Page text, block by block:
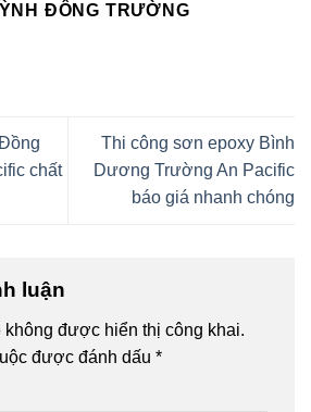
ĐÔNG TRƯỜNG
chất
Thi công sơn epoxy Bình
Dương Trường An Pacific
báo giá nhanh chóng
luận
không được hiển thị công khai.
được đánh dấu *